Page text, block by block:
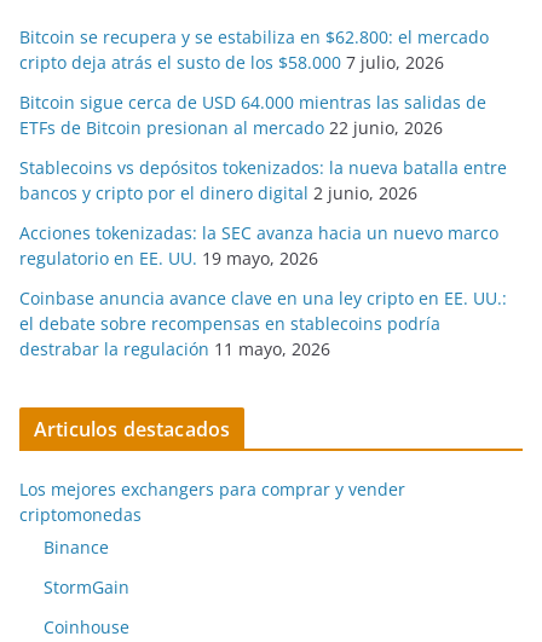
Bitcoin se recupera y se estabiliza en $62.800: el mercado
cripto deja atrás el susto de los $58.000 7 julio, 2026
Bitcoin sigue cerca de USD 64.000 mientras las salidas de
ETFs de Bitcoin presionan al mercado 22 junio, 2026
Stablecoins vs depósitos tokenizados: la nueva batalla entre
bancos y cripto por el dinero digital 2 junio, 2026
Acciones tokenizadas: la SEC avanza hacia un nuevo marco
regulatorio en EE. UU. 19 mayo, 2026
Coinbase anuncia avance clave en una ley cripto en EE. UU.:
el debate sobre recompensas en stablecoins podría
destrabar la regulación 11 mayo, 2026
Articulos destacados
Los mejores exchangers para comprar y vender
criptomonedas
Binance
StormGain
Coinhouse